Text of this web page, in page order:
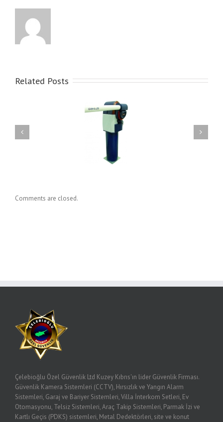
Related Posts
soygunu ile ilgili, sirketimiz
Comments are closed.
Çelebioğlu Özel Güvenlik Ltd Kuzey Kıbrıs'ın lider Güvenlik Firması.
Güvenlik Kamera Sistemleri (CCTV), Hırsızlık ve Yangın Alarm
Sistemleri, Garaj ve Bariyer Sistemleri, Villa İnterkom Setleri, Ev
Otomasyonu, Telsiz Sistemleri, Araç Takip Sistemleri, Parmak İzi ve
Kartlı Geçis (PDKS) sistemleri, Metal Dedektörleri, site ve konut